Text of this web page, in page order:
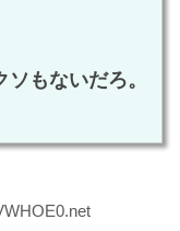
もないだろ。